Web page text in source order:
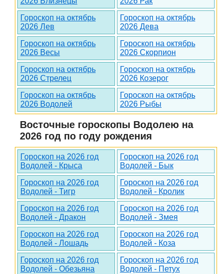
Гороскоп на октябрь
2026 Лев
Гороскоп на октябрь
2026 Дева
Гороскоп на октябрь
2026 Весы
Гороскоп на октябрь
2026 Скорпион
Гороскоп на октябрь
2026 Стрелец
Гороскоп на октябрь
2026 Козерог
Гороскоп на октябрь
2026 Водолей
Гороскоп на октябрь
2026 Рыбы
Восточные гороскопы Водолею на
2026 год по году рождения
Гороскоп на 2026 год
Водолей - Крыса
Гороскоп на 2026 год
Водолей - Бык
Гороскоп на 2026 год
Водолей - Тигр
Гороскоп на 2026 год
Водолей - Кролик
Гороскоп на 2026 год
Водолей - Дракон
Гороскоп на 2026 год
Водолей - Змея
Гороскоп на 2026 год
Водолей - Лошадь
Гороскоп на 2026 год
Водолей - Коза
Гороскоп на 2026 год
Водолей - Обезьяна
Гороскоп на 2026 год
Водолей - Петух